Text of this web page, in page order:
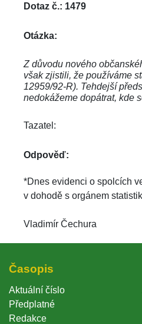
Dotaz č.: 1479
Otázka:
Z důvodu nového
však zjistili, že používáme
12959/92-R). Tehdejší
nedokážeme dopátrat, kde
Tazatel:
Odpověď:
*Dnes evidenci o spolcích
v dohodě s orgánem
Vladimír Čechura
Časopi
Aktuální číslo
Předplatné
Redakce